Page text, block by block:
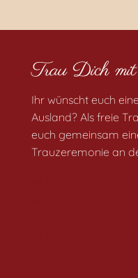
Trau Dich
Ihr wünscht euch
Ausland? Als freie
euch gemeinsam
Trauzeremonie an